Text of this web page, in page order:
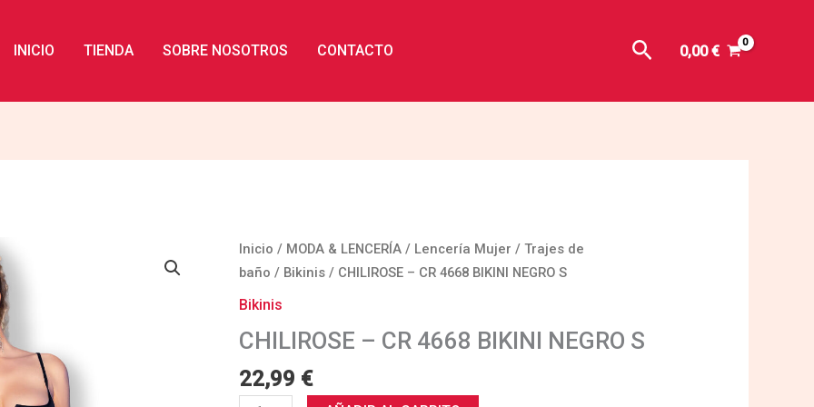
INICIO TIENDA SOBRE NOSOTROS CONTACTO Buscar
0,00€
Inicio / MODA & LENCERÍA / Lencería Mujer /Trajes de
baño / Bikinis / CHILIROSE – CR 4668 BIKINI NEGRO S
Bikinis
CHILIROSE – CR 4668 BIKINI NEGRO S
22,99 €
CHILIROSE
-
CR
BIKINI
NEGRO
S